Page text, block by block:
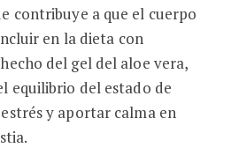
contribuye a que el cuerpo
en la dieta con
del gel del aloe vera,
equilibrio del estado de
y aportar calma en